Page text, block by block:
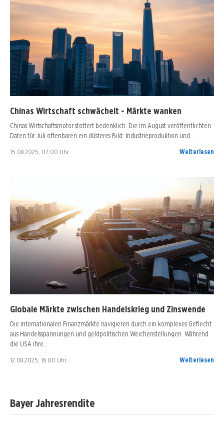
Chinas Wirtschaft schwächelt - Märkte wanken
Chinas Wirtschaftsmotor stottert bedenklich. Die im August veröffentlichten
Daten für Juli offenbaren ein düsteres Bild: Industrieproduktion und…
15.08.2025, 07:00 Uhr Weiterlesen
Globale Märkte zwischen Handelskrieg und Zinswende
Die internationalen Finanzmärkte navigieren durch ein komplexes Geflecht
aus Handelsspannungen und geldpolitischen Weichenstellungen. Während
die USA ihre…
12.08.2025, 16:00 Uhr Weiterlesen
Bayer Jahresrendite